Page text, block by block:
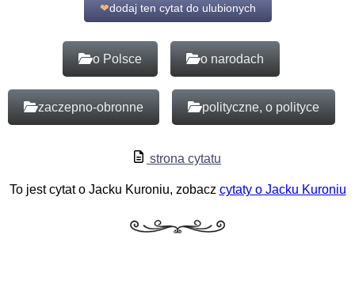
❤dodaj ten cytat do ulubionych
o Polsce o narodach
zaczepno-obronne polityczne, o polityce
strona cytatu
To jest cytat o Jacku Kuroniu, zobacz cytaty o Jacku Kuroniu